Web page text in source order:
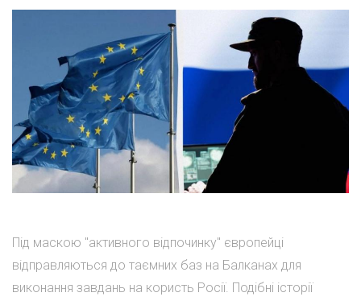
Під маскою "активного відпочинку" європейці
відправляються до таємних баз на Балканах для
виконання завдань на користь Росії. Подібні історії